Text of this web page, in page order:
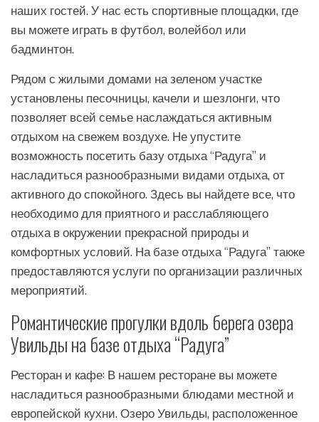
наших гостей. У нас есть спортивные площадки, где
вы можете играть в футбол, волейбол или
бадминтон.
Рядом с жилыми домами на зеленом участке
установлены песочницы, качели и шезлонги, что
позволяет всей семье наслаждаться активным
отдыхом на свежем воздухе. Не упустите
возможность посетить базу отдыха “Радуга” и
насладиться разнообразными видами отдыха, от
активного до спокойного. Здесь вы найдете все, что
необходимо для приятного и расслабляющего
отдыха в окружении прекрасной природы и
комфортных условий. На базе отдыха “Радуга” также
предоставляются услуги по организации различных
мероприятий.
Романтические прогулки вдоль берега озера
Увильды на базе отдыха “Радуга”
Ресторан и кафе: В нашем ресторане вы можете
насладиться разнообразными блюдами местной и
европейской кухни. Озеро Увильды, расположенное